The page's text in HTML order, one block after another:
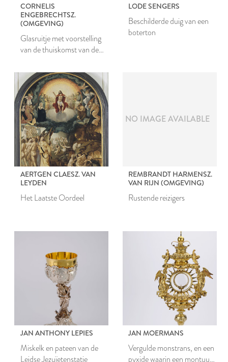
CORNELIS
ENGEBRECHTSZ.
(OMGEVING)
Glasruitje met voorstelling
van de thuiskomst van de
LODE SENGERS
Beschilderde duig van een
boterton
AERTGEN CLAESZ. VAN
LEYDEN
Het Laatste Oordeel
NO IMAGE AVAILABLE
REMBRANDT HARMENSZ.
VAN RIJN (OMGEVING)
Rustende reizigers
JAN ANTHONY LEPIES
Miskelk en pateen van de
Leidse Jezuïetenstatie
JAN MOERMANS
Vergulde monstrans, en een
pyxide waarin een montuur,